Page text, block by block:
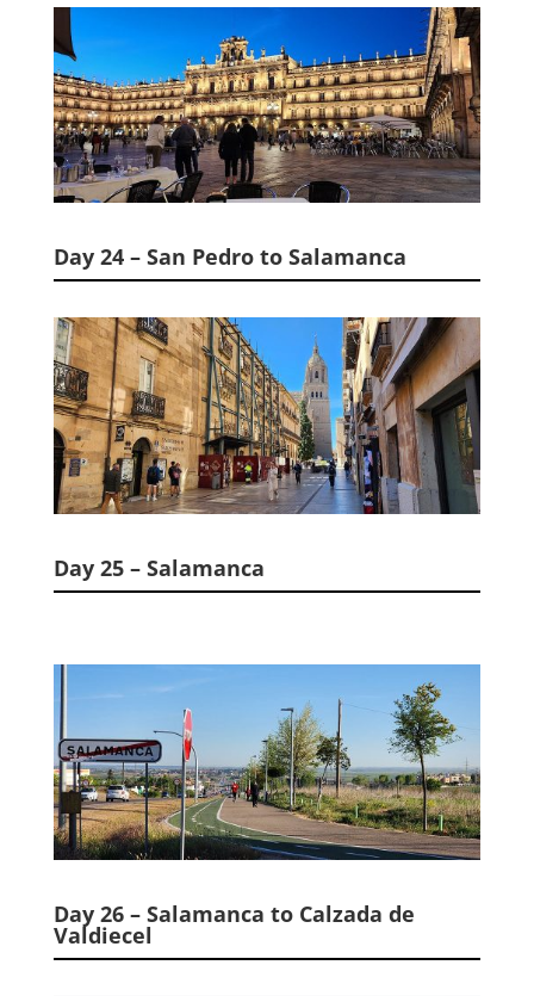
Day 24 – San Pedro to Salamanca
Day 25 – Salamanca
Day 26 – Salamanca to Calzada de
Valdiecel